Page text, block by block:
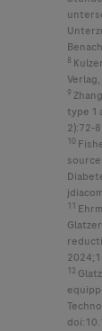
8
Verlag,
9
type 1
2):72-
10
11
12